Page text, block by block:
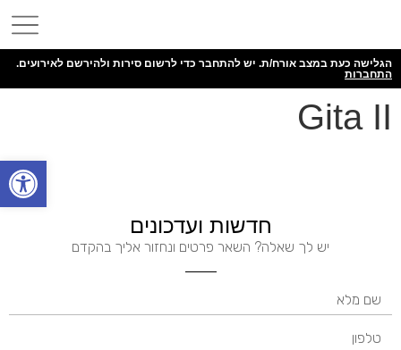
הגלישה כעת במצב אורח/ת. יש להתחבר כדי לרשום סירות ולהירשם לאירועים.
התחברות
Gita II
חדשות ועדכונים
יש לך שאלה? השאר פרטים ונחזור אליך בהקדם